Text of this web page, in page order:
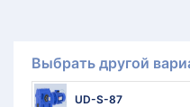
Выбрать другой
UD-S-87